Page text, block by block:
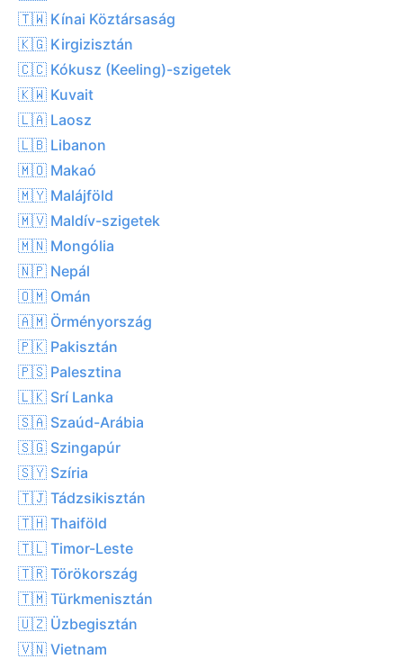
🇹🇼 Kínai Köztársaság
🇰🇬 Kirgizisztán
🇨🇨 Kókusz (Keeling)-szigetek
🇰🇼 Kuvait
🇱🇦 Laosz
🇱🇧 Libanon
🇲🇴 Makaó
🇲🇾 Malájföld
🇲🇻 Maldív-szigetek
🇲🇳 Mongólia
🇳🇵 Nepál
🇴🇲 Omán
🇦🇲 Örményország
🇵🇰 Pakisztán
🇵🇸 Palesztina
🇱🇰 Srí Lanka
🇸🇦 Szaúd-Arábia
🇸🇬 Szingapúr
🇸🇾 Szíria
🇹🇯 Tádzsikisztán
🇹🇭 Thaiföld
🇹🇱 Timor-Leste
🇹🇷 Törökország
🇹🇲 Türkmenisztán
🇺🇿 Üzbegisztán
🇻🇳 Vietnam